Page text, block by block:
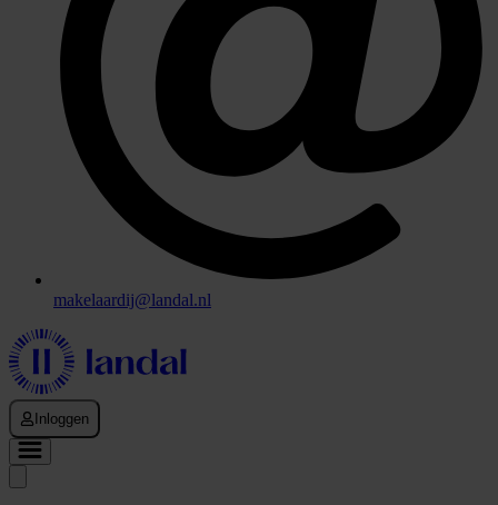
makelaardij@landal.nl
Inloggen